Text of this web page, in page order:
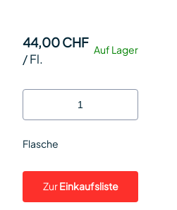
Auf Lager
44,00 CHF
/Fl.
Flasche
ZurEinkaufsliste